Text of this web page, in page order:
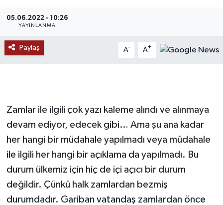
05.06.2022 - 10:26
YAYINLANMA
Paylaş A- A+
Zamlar ile ilgili çok yazı kaleme alındı ve alınmaya
devam ediyor, edecek gibi… Ama şu ana kadar
her hangi bir müdahale yapılmadı veya müdahale
ile ilgili her hangi bir açıklama da yapılmadı. Bu
durum ülkemiz için hiç de içi açıcı bir durum
değildir. Çünkü halk zamlardan bezmiş
durumdadır. Gariban vatandaş zamlardan önce
Bilim & Teknoloji
Dünya
Son Dakika Haberleri
Haber Arşivi